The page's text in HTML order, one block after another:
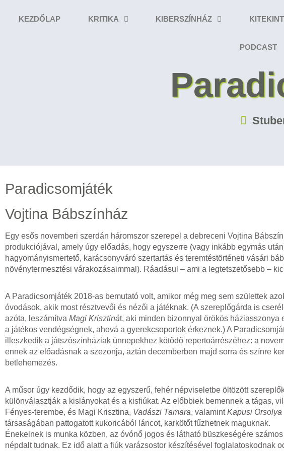
KEZDŐLAP KRITIKA KIBERSZÍNHÁZ
PODCAST
Paradicsomjáték
Vojtina Bábszínház
Egy esős novemberi szerdán háromszor szerepel a debreceni Vojtina
produkciójával, amely úgy előadás, hogy egyszerre (vagy inkább egymás
hagyományismertető, karácsonyváró szertartás és teremtéstörténeti vásári
növénytermesztési várakozásaimmal). Ráadásul – ami a legtetszetősebb –
A Paradicsomjáték 2018-as bemutató volt, amikor még meg sem születtek
óvodások, akik most résztvevői és nézői a játéknak. (A szereplőgárda is
azóta, leszámítva Magi Krisztinát, aki minden bizonnyal örökös háziasszonya
a játékos vendégségnek, ahová a gyerekcsoportok érkeznek.) A
illeszkedik a játszószínháziak ünnepekhez kötődő repertoárrészéhez: a
ennek az előadásnak a szezonja, aztán decemberben majd sorra és színre
betlehemezés.
A műsor úgy kezdődik, hogy az egyszerű, fehér népviseletbe öltözött
különválasztják a kislányokat és a kisfiúkat. Az előbbiek bemennek a tágas,
Fényes-terembe, és Magi Krisztina, Vadászi Tamara, valamintKapusi Orsolya
társaságában pattogatott kukoricából láncot, karkötőt fűzhetnek maguknak.
Énekelnek is munka közben, az óvónő jogos és látható büszkeségére számos
népdalt tudnak. Ez idő alatt a fiúk varázsostor készítésével foglalatoskodnak